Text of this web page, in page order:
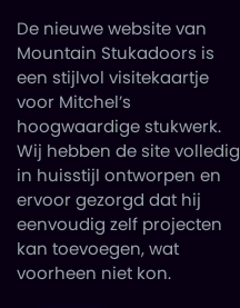
De nieuwe website van
Mountain Stukadoors is
een stijlvol visitekaartje
voor Mitchel’s
hoogwaardige stukwerk.
Wij hebben de site volledig
in huisstijl ontworpen en
ervoor gezorgd dat hij
eenvoudig zelf projecten
kan toevoegen, wat
voorheen niet kon.